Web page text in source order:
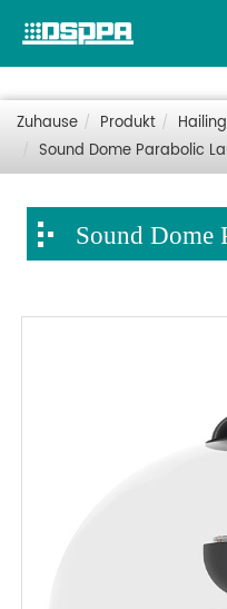
Zuhause Produkt
Sound Dome Parabolic
Sound Dome